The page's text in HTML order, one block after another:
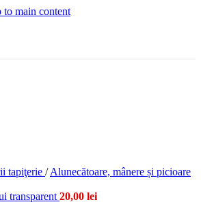
to main content
tapiţerie / Alunecătoare, mânere și picioare
transparent 20,00 lei